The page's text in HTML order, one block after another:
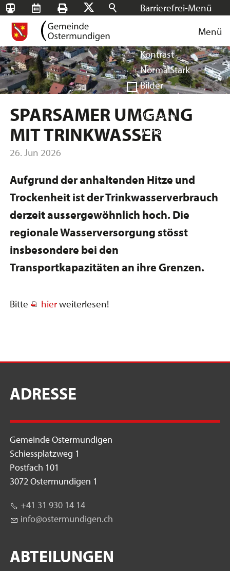
Barrierefrei-Menü
Sehr groß
Kontrast
NormalStark
Bilder
Vorlesen
Vorlesen starten
Suchen
SBB-
Tageskarten
RMS Drucken
Facebook
Instagram
Login Menü
SPARSAMER UMGANG
MIT TRINKWASSER
26. Jun 2026
Aufgrund der anhaltenden Hitze und
Trockenheit ist der Trinkwasserverbrauch
derzeit aussergewöhnlich hoch. Die
regionale Wasserversorgung stösst
insbesondere bei den
Transportkapazitäten an ihre Grenzen.
Bitte hierweiterlesen!
ADRESSE
Gemeinde Ostermundigen
Schiessplatzweg 1
Postfach 101
3072 Ostermundigen 1
+41 31 930 14 14
nf
st rm nd g n ch
ABTEILUNGEN